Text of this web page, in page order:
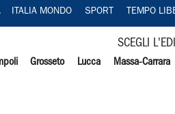
ITALIA MONDO SPORT TEMPO
SCEGLI
Grosseto Lucca Massa-Carrara